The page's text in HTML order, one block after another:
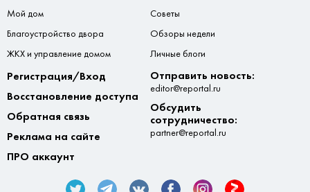
Мой дом
Благоустройство двора
ЖКХ и управление домом
Советы
Обзоры недели
Личные блоги
Регистрация/Вход
Восстановление доступа
Обратная связь
Реклама на сайте
ПРО аккаунт
Отправить новость:
editor@reportal.ru
Обсудить
сотрудничество:
partner@reportal.ru